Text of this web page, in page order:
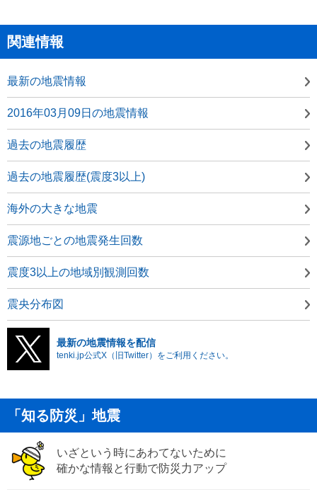
関連情報
最新の地震情報
2016年03月09日の地震情報
過去の地震履歴
過去の地震履歴(震度3以上)
海外の大きな地震
震源地ごとの地震発生回数
震度3以上の地域別観測回数
震央分布図
最新の地震情報を配信
tenki.jp公式X（旧Twitter）をご利用ください。
「知る防災」地震
いざという時にあわてないために
確かな情報と行動で防災力アップ